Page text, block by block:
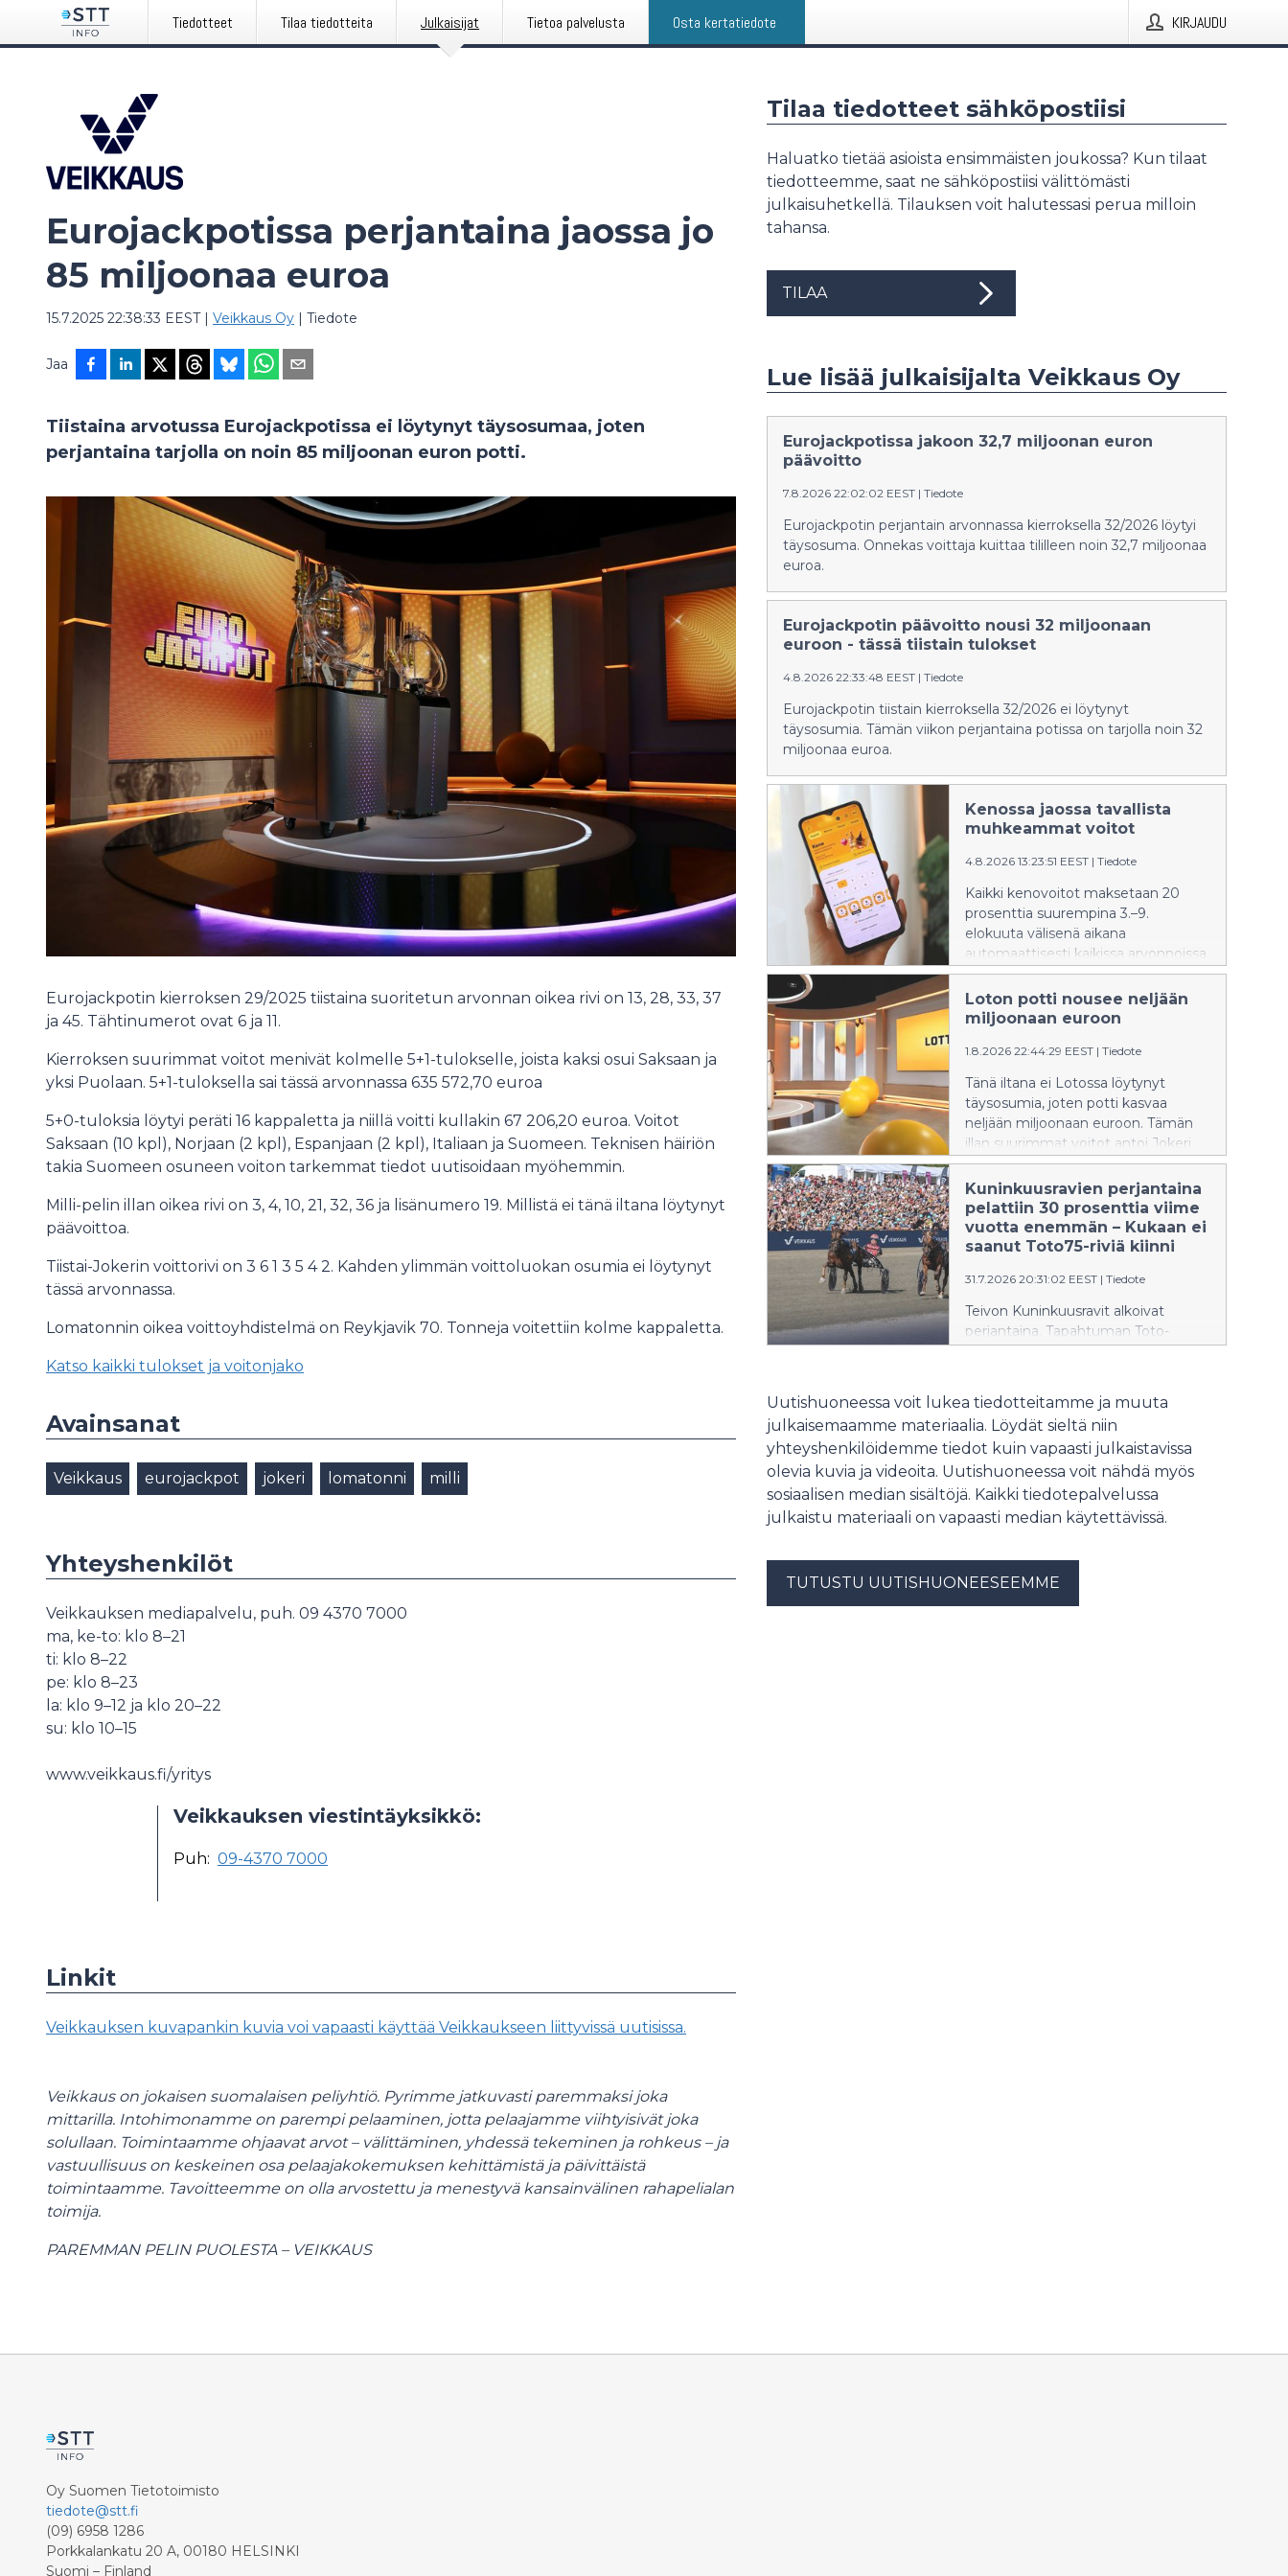
Tiedotteet Tilaa tiedotteita Julkaisijat Tietoa palvelusta Osta kertatiedote KIRJAUDU
Eurojackpotissa perjantaina jaossa jo
85 miljoonaa euroa
15.7.2025 22:38:33 EEST| Veikkaus Oy | Tiedote
Jaa
Tiistaina arvotussa Eurojackpotissa ei löytynyt täysosumaa, joten
perjantaina tarjolla on noin 85 miljoonan euron potti.
Eurojackpotin kierroksen 29/2025 tiistaina suoritetun arvonnan oikea rivi on 13, 28, 33, 37
ja 45. Tähtinumerot ovat 6 ja 11.
Kierroksen suurimmat voitot menivät kolmelle 5+1-tulokselle, joista kaksi osui Saksaan ja
yksi Puolaan. 5+1-tuloksella sai tässä arvonnassa 635 572,70 euroa
5+0-tuloksia löytyi peräti 16 kappaletta ja niillä voitti kullakin 67 206,20 euroa. Voitot
Saksaan (10 kpl), Norjaan (2 kpl), Espanjaan (2 kpl), Italiaan ja Suomeen. Teknisen häiriön
takia Suomeen osuneen voiton tarkemmat tiedot uutisoidaan myöhemmin.
Milli-pelin illan oikea rivi on 3, 4, 10, 21, 32, 36 ja lisänumero 19. Millistä ei tänä iltana löytynyt
päävoittoa.
Tiistai-Jokerin voittorivi on 3 6 1 3 5 4 2. Kahden ylimmän voittoluokan osumia ei löytynyt
tässä arvonnassa.
Lomatonnin oikea voittoyhdistelmä on Reykjavik 70. Tonneja voitettiin kolme kappaletta.
Katso kaikki tulokset ja voitonjako
Avainsanat
Veikkaus eurojackpot jokeri lomatonni milli
Yhteyshenkilöt
Veikkauksen mediapalvelu, puh. 09 4370 7000
ma, ke-to: klo 8–21
ti: klo 8–22
pe: klo 8–23
la: klo 9–12 ja klo 20–22
su: klo 10–15
www.veikkaus.fi/yritys
Veikkauksen viestintäyksikkö:
Puh: 09-4370 7000
Linkit
Veikkauksen kuvapankin kuvia voi vapaasti käyttää Veikkaukseen liittyvissä uutisissa.
Veikkaus on jokaisen suomalaisen peliyhtiö. Pyrimme jatkuvasti paremmaksi joka
mittarilla. Intohimonamme on parempi pelaaminen, jotta pelaajamme viihtyisivät joka
solullaan. Toimintaamme ohjaavat arvot – välittäminen, yhdessä tekeminen ja rohkeus – ja
vastuullisuus on keskeinen osa pelaajakokemuksen kehittämistä ja päivittäistä
toimintaamme. Tavoitteemme on olla arvostettu ja menestyvä kansainvälinen rahapelialan
toimija.
PAREMMAN PELIN PUOLESTA – VEIKKAUS
Tilaa tiedotteet sähköpostiisi
Haluatko tietää asioista ensimmäisten joukossa? Kun tilaat
tiedotteemme, saat ne sähköpostiisi välittömästi
julkaisuhetkellä. Tilauksen voit halutessasi perua milloin
tahansa.
TILAA
Lue lisää julkaisijalta Veikkaus Oy
Eurojackpotissa jakoon 32,7 miljoonan euron
päävoitto
7.8.2026 22:02:02 EEST | Tiedote
Eurojackpotin perjantain arvonnassa kierroksella 32/2026 löytyi
täysosuma. Onnekas voittaja kuittaa tililleen noin 32,7 miljoonaa
euroa.
Eurojackpotin päävoitto nousi 32 miljoonaan
euroon - tässä tiistain tulokset
4.8.2026 22:33:48 EEST | Tiedote
Eurojackpotin tiistain kierroksella 32/2026 ei löytynyt
täysosumia. Tämän viikon perjantaina potissa on tarjolla noin 32
miljoonaa euroa.
Kenossa jaossa tavallista
muhkeammat voitot
4.8.2026 13:23:51 EEST | Tiedote
Kaikki kenovoitot maksetaan 20
prosenttia suurempina 3.–9.
elokuuta välisenä aikana
automaattisesti kaikissa arvonnoissa,
kaikilla kenotasoilla ja kaikissa
pelimuodoissa.
Loton potti nousee neljään
miljoonaan euroon
1.8.2026 22:44:29 EEST | Tiedote
Tänä iltana ei Lotossa löytynyt
täysosumia, joten potti kasvaa
neljään miljoonaan euroon. Tämän
illan suurimmat voitot antoi Jokeri.
Kuninkuusravien perjantaina
pelattiin 30 prosenttia viime
vuotta enemmän – Kukaan ei
saanut Toto75-riviä kiinni
31.7.2026 20:31:02 EEST | Tiedote
Teivon Kuninkuusravit alkoivat
perjantaina. Tapahtuman Toto-
pelivaihto kasvoi perjantain osalta
Kuninkuusravien perjantaihin
verrattuna.
Uutishuoneessa voit lukea tiedotteitamme ja muuta
julkaisemaamme materiaalia. Löydät sieltä niin
yhteyshenkilöidemme tiedot kuin vapaasti julkaistavissa
olevia kuvia ja videoita. Uutishuoneessa voit nähdä myös
sosiaalisen median sisältöjä. Kaikki tiedotepalvelussa
julkaistu materiaali on vapaasti median käytettävissä.
TUTUSTU UUTISHUONEESEEMME
Oy Suomen Tietotoimisto
tiedote@stt.fi
(09) 6958 1286
Porkkalankatu 20 A, 00180 HELSINKI
Suomi – Finland